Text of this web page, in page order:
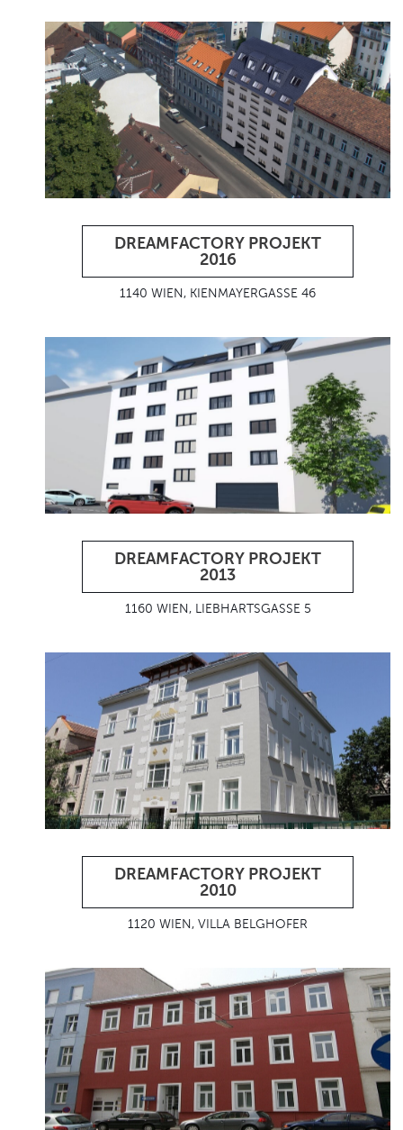
DREAMFACTORY PROJEKT
2016
1140 WIEN, KIENMAYERGASSE 46
DREAMFACTORY PROJEKT
2013
1160 WIEN, LIEBHARTSGASSE 5
DREAMFACTORY PROJEKT
2010
1120 WIEN, VILLA BELGHOFER